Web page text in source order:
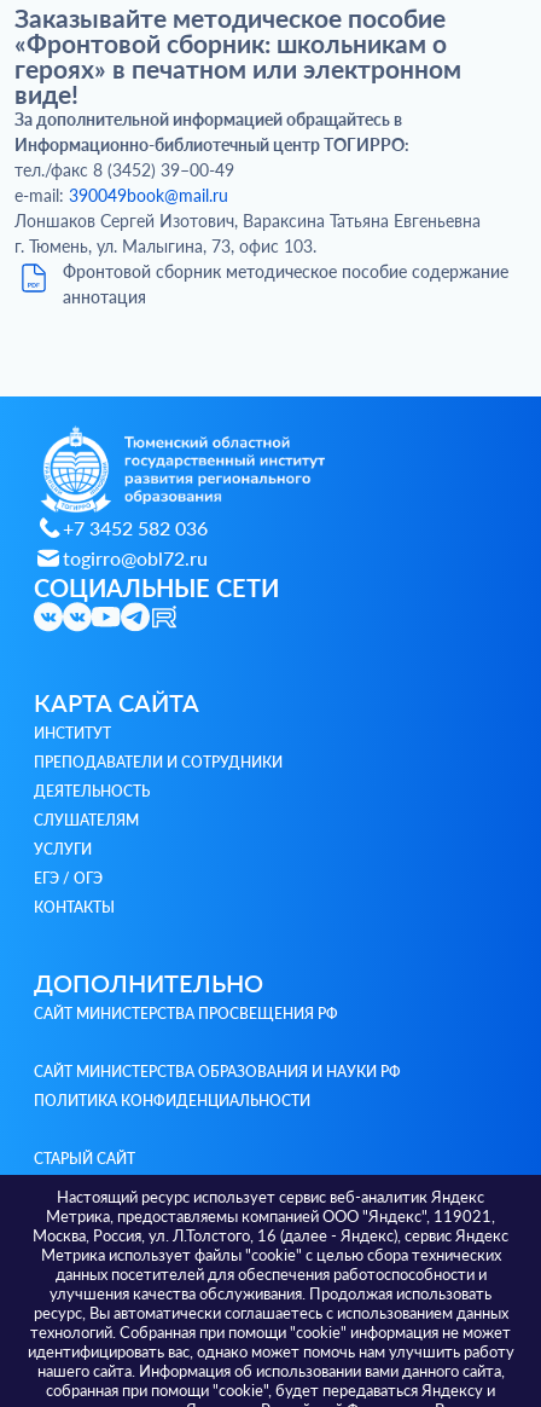
Заказывайте методическое пособие
«Фронтовой сборник: школьникам о
героях» в печатном или электронном
виде!
За дополнительной информацией обращайтесь в
Информационно-библиотечный центр ТОГИРРО:
тел./факс 8 (3452) 39–00-49
e-mail: 390049book@mail.ru
Лоншаков Сергей Изотович, Вараксина Татьяна Евгеньевна
г. Тюмень, ул. Малыгина, 73, офис 103.
Фронтовой сборник методическое пособие содержание
аннотация
+7 3452 582 036
togirro@obl72.ru
СОЦИАЛЬНЫЕ СЕТИ
КАРТА САЙТА
ИНСТИТУТ
ПРЕПОДАВАТЕЛИ И СОТРУДНИКИ
ДЕЯТЕЛЬНОСТЬ
СЛУШАТЕЛЯМ
УСЛУГИ
ЕГЭ / ОГЭ
КОНТАКТЫ
ДОПОЛНИТЕЛЬНО
САЙТ МИНИСТЕРСТВА ПРОСВЕЩЕНИЯ РФ
САЙТ МИНИСТЕРСТВА ОБРАЗОВАНИЯ И НАУКИ РФ
ПОЛИТИКА КОНФИДЕНЦИАЛЬНОСТИ
СТАРЫЙ САЙТ
КОНТАКТЫ
Адреса / телефоны
г. Тюмень, ул. Советская 56, 625000; +7 3452 582 036
г. Тюмень, ул. Малыгина, 73, 625000; +7 3452 393 174
г. Тюмень, ул. Ленина, 69А, 625000; +7 3452 638 116
Настоящий ресурс использует сервис веб-аналитик Яндекс
Метрика, предоставляемы компанией ООО "Яндекс", 119021,
Москва, Россия, ул. Л.Толстого, 16 (далее - Яндекс), сервис Яндекс
Метрика использует файлы "cookie" с целью сбора технических
данных посетителей для обеспечения работоспособности и
улучшения качества обслуживания. Продолжая использовать
ресурс, Вы автоматически соглашаетесь с использованием данных
технологий. Собранная при помощи "cookie" информация не может
идентифицировать вас, однако может помочь нам улучшить работу
нашего сайта. Информация об использовании вами данного сайта,
собранная при помощи "cookie", будет передаваться Яндексу и